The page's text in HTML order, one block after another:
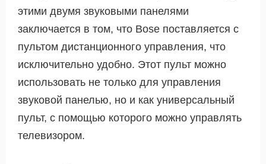
этими двумя звуковыми панелями
заключается в том, что Bose поставляется с
пультом дистанционного управления, что
исключительно удобно. Этот пульт можно
использовать не только для управления
звуковой панелью, но и как универсальный
пульт, с помощью которого можно управлять
телевизором.